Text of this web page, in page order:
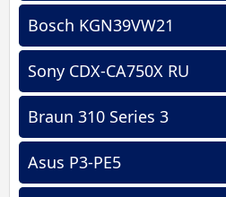
Bosch KGN39VW21
Sony CDX-CA750X RU
Braun 310 Series 3
Asus P3-PE5